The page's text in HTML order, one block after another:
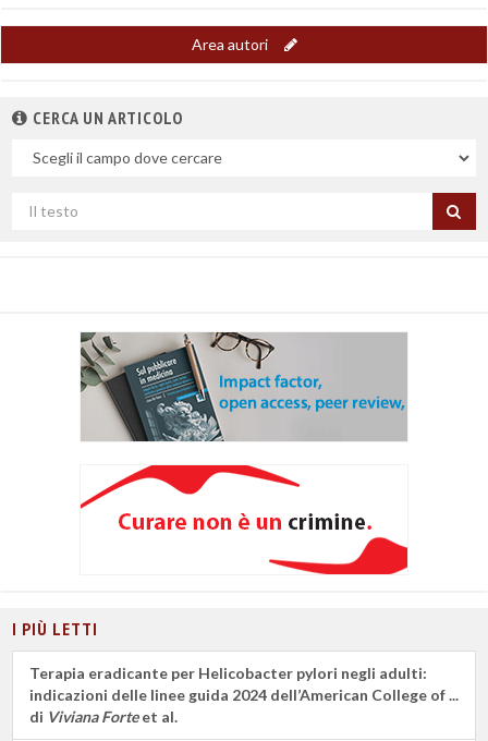
Area autori
CERCA UN ARTICOLO
Nel
Cerca
I PIÙ LETTI
Terapia eradicante per Helicobacter pylori negli adulti:
indicazioni delle linee guida 2024 dell’American College of ...
di Viviana Forteet al.